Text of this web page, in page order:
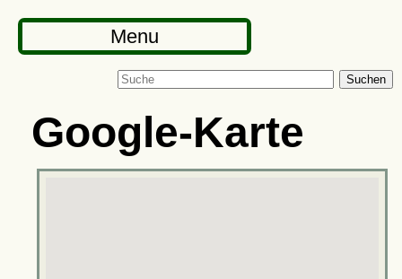
Menu
Suchen
Google-Karte